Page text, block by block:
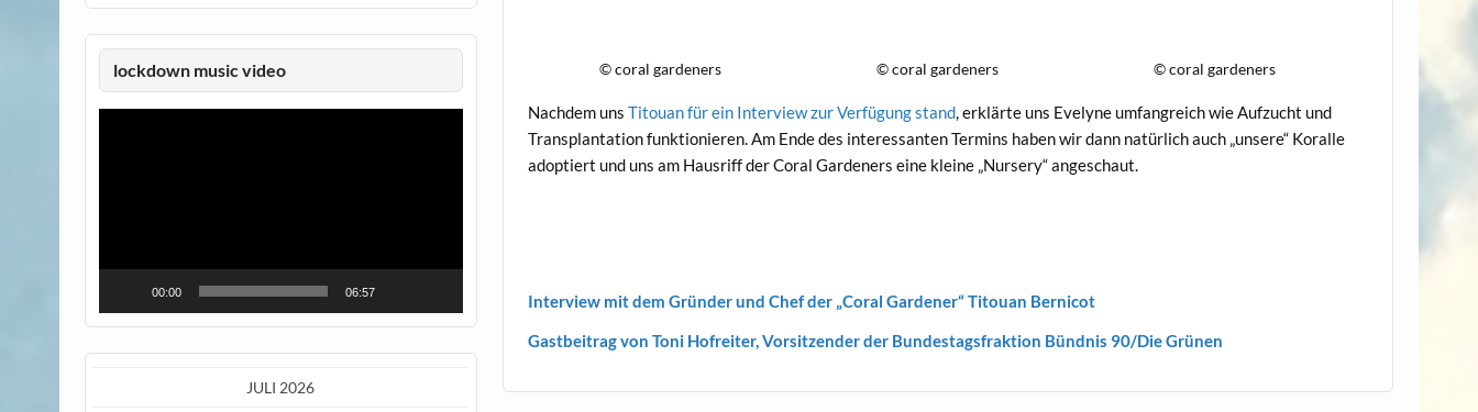
© coral gardeners © coral gardeners © coral gardeners
Nachdem unsTitouan für ein Interview zur Verfügung stand, erklärte uns Evelyne umfangreich wie Aufzucht und
Transplantation funktionieren. Am Ende des interessanten Termins haben wir dann natürlich auch „unsere“ Koralle
adoptiert und uns am Hausriff der Coral Gardeners eine kleine „Nursery“ angeschaut.
Interview mit dem Gründer und Chef der „Coral Gardener“ Titouan Bernicot
Gastbeitrag von Toni Hofreiter, Vorsitzender der Bundestagsfraktion Bündnis 90/Die Grünen
lockdown music video
Video-
00:00 06:57
JULI 2026